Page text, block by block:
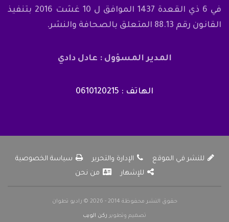
في 6 ذي القعدة 1437 الموافق ل 10 غشت 2016 بتنفيذ
القانون رقم 88.13 المتعلق بالصحافة والنشر.
المدير المسؤول : عادل دادي
الهاتف : 0610120215
للنشر في الموقع الإدارة والتحرير
سياسة الخصوصية
للإشهار
من نحن
حقوق النشر محفوظة 2014 - 2026 © راديو تطوان
تصميم وتطوير ركن الويب